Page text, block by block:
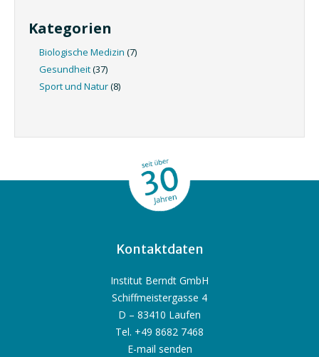
Kategorien
Biologische Medizin (7)
Gesundheit(37)
Sport und Natur(8)
Kontaktdaten
Institut Berndt GmbH
Schiffmeistergasse 4
D – 83410 Laufen
Tel. +49 8682 7468
E-mail senden